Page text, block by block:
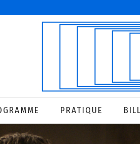
PRATIQUE